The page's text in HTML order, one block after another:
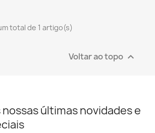
total de 1 artigo(s)
Voltar ao topo 
últimas novidades e